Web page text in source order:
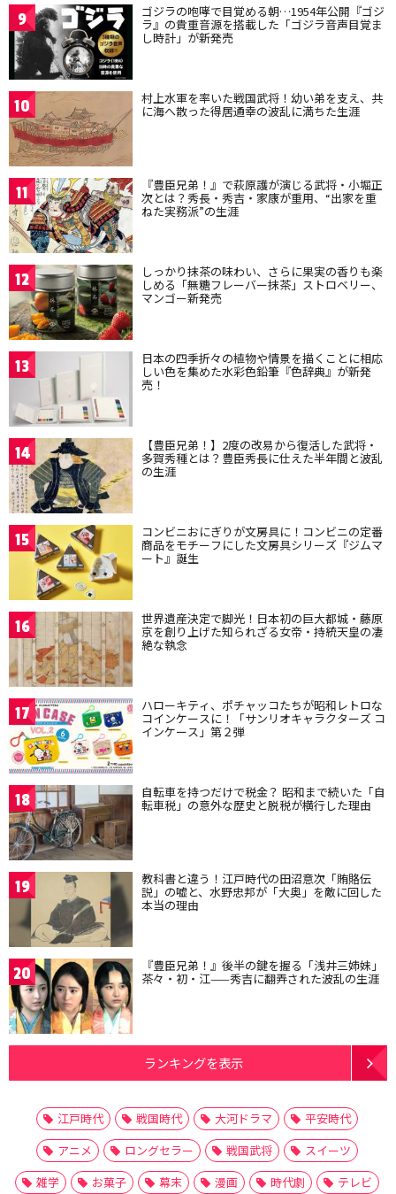
9 ゴジラの咆哮で目覚める朝…1954年公開『ゴジ
ラ』の貴重音源を搭載した「ゴジラ音声目覚ま
し時計」が新発売
10 村上水軍を率いた戦国武将！幼い弟を支え、共
に海へ散った得居通幸の波乱に満ちた生涯
11 『豊臣兄弟！』で萩原護が演じる武将・小堀正
次とは？秀長・秀吉・家康が重用、“出家を重
ねた実務派”の生涯
12 しっかり抹茶の味わい、さらに果実の香りも楽
しめる「無糖フレーバー抹茶」ストロベリー、
マンゴー新発売
13 日本の四季折々の植物や情景を描くことに相応
しい色を集めた水彩色鉛筆『色辞典』が新発
売！
14 【豊臣兄弟！】2度の改易から復活した武将・
多賀秀種とは？豊臣秀長に仕えた半年間と波乱
の生涯
15 コンビニおにぎりが文房具に！コンビニの定番
商品をモチーフにした文房具シリーズ『ジムマ
ート』誕生
16 世界遺産決定で脚光！日本初の巨大都城・藤原
京を創り上げた知られざる女帝・持統天皇の凄
絶な執念
17 ハローキティ、ポチャッコたちが昭和レトロな
コインケースに！「サンリオキャラクターズ コ
インケース」第２弾
18 自転車を持つだけで税金？ 昭和まで続いた「自
転車税」の意外な歴史と脱税が横行した理由
19 教科書と違う！江戸時代の田沼意次「賄賂伝
説」の嘘と、水野忠邦が「大奥」を敵に回した
本当の理由
20 『豊臣兄弟！』後半の鍵を握る「浅井三姉妹」
茶々・初・江——秀吉に翻弄された波乱の生涯
ランキングを表示
江戸時代 戦国時代 大河ドラマ
平安時代
アニメ
ロングセラー 戦国武将
スイーツ
雑学
お菓子 幕末 漫画 時代劇
テレビ